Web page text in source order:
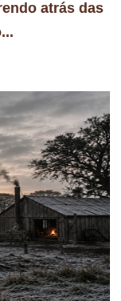
atrás das